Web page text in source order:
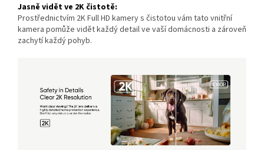
Jasně vidět ve 2K čistotě:
Prostřednictvím 2K Full HD kamery s čistotou vám tato vnitřní
kamera pomůže vidět každý detail ve vaší domácnosti a zároveň
zachytí každý pohyb.